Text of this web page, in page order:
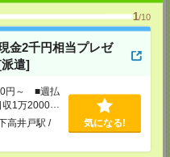
1/10
金2千円相当プレゼ
遣]
円～ ■週払
1万2000円
高井戸駅 /
気になる!
ル6F